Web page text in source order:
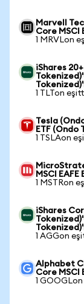
Marvell
Core MSCI
1 MRVLon
iShares
1 TLTon
Tesla
ETF (Ondo
1 TSLAon
MSCI
1 MSTRon
iShares
1 AGGon
Alphabet
Core MSCI
1